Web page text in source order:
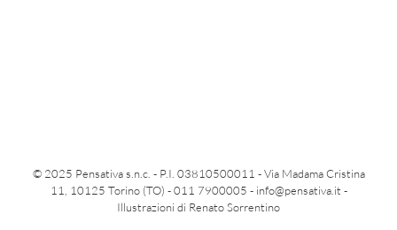
© 2025 Pensativa s.n.c. - P.I. 03810500011 - Via Madama Cristina
11, 10125 Torino (TO) - 011 7900005 - info@pensativa.it -
Illustrazioni di Renato Sorrentino